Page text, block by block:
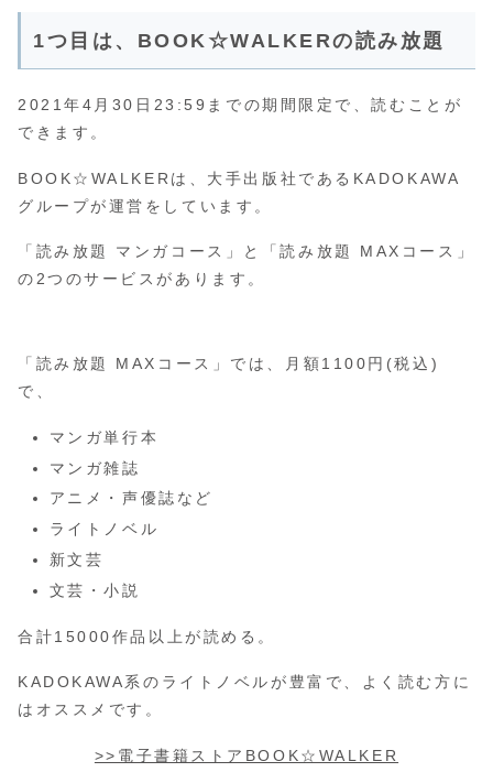
1つ目は、BOOK☆WALKERの読み放題
2021年4月30日23:59までの期間限定で、読むことが
できます。
BOOK☆WALKERは、大手出版社であるKADOKAWA
グループが運営をしています。
「読み放題 マンガコース」と「読み放題 MAXコース」
の2つのサービスがあります。
「読み放題 MAXコース」では、月額1100円(税込)
で、
マンガ単行本
マンガ雑誌
アニメ・声優誌など
ライトノベル
新文芸
文芸・小説
合計15000作品以上が読める。
KADOKAWA系のライトノベルが豊富で、よく読む方に
はオススメです。
>>電子書籍ストアBOOK☆WALKER